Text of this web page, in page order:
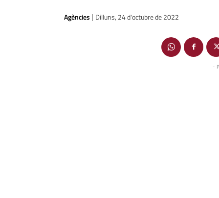
Agències | Dilluns, 24 d'octubre de 2022
-